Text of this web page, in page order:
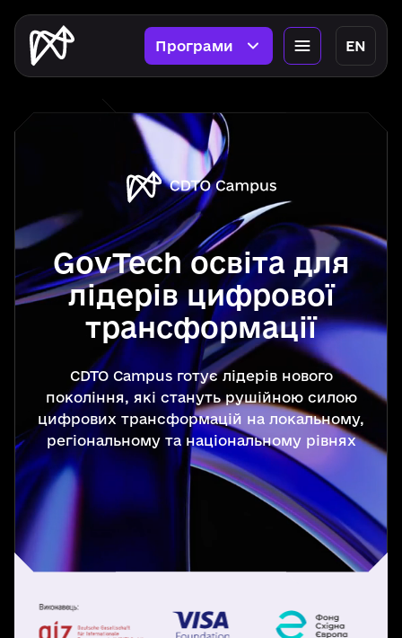
Програми EN
GovTech освіта для
лідерів цифрової
трансформації
CDTO Campus готує лідерів нового
покоління, які стануть рушійною силою
цифрових трансформацій на локальному,
регіональному та національному рівнях